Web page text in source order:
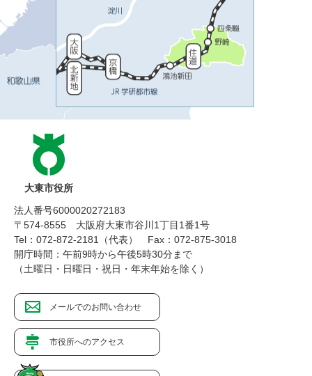
大東市役所
法人番号6000020272183
〒574-8555 大阪府大東市谷川1丁目1番1号
Tel：072-872-2181（代表）
Fax：072-875-3018
開庁時間：午前9時から午後5時30分まで
（土曜日・日曜日・祝日・年末年始を除く）
メールでのお問い合わせ
市役所へのアクセス